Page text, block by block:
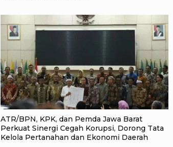
ATR/BPN, KPK, dan Pemda Jawa Barat
Perkuat Sinergi Cegah Korupsi, Dorong Tata
Kelola Pertanahan dan Ekonomi Daerah